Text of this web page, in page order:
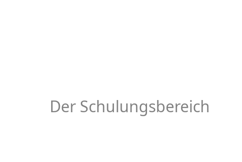
Der Schulungsbereich